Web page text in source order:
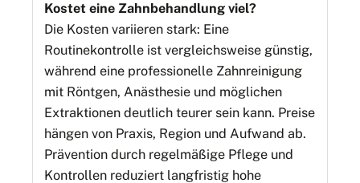
Kostet eine Zahnbehandlung viel?
Die Kosten variieren stark: Eine
Routinekontrolle ist vergleichsweise günstig,
während eine professionelle Zahnreinigung
mit Röntgen, Anästhesie und möglichen
Extraktionen deutlich teurer sein kann. Preise
hängen von Praxis, Region und Aufwand ab.
Prävention durch regelmäßige Pflege und
Kontrollen reduziert langfristig hohe